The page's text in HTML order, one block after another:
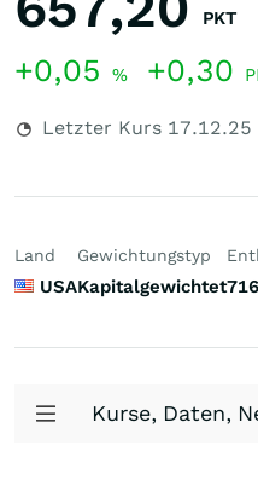
PKT
+0,05 % +0,30
Letzter Kurs 17.12.25
Land
USA
Gewichtungstyp
Kapitalgewichtet716
Kurse, Daten,